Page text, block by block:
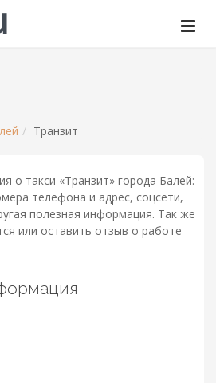
Транзит
о такси «Транзит» города Балей:
телефона и адрес, соцсети,
полезная информация. Так же
или оставить отзыв о работе